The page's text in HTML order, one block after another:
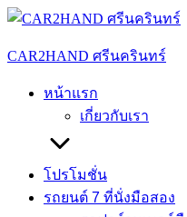
Skip
CAR2HAND ศรีนครินทร์
หน้าแรก
เกี่ยวกับเรา
โปรโมชั่น
รถยนต์ 7 ที่นั่งมือสอง